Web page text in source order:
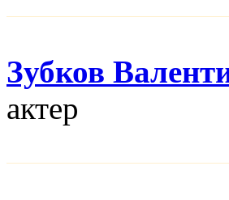
Зубков
актер